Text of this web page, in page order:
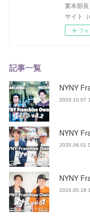
業本部
サイト（
フ
記事一覧
NYNY
2020.10.07
NYNY
2020.06.01
NYNY
2020.05.18